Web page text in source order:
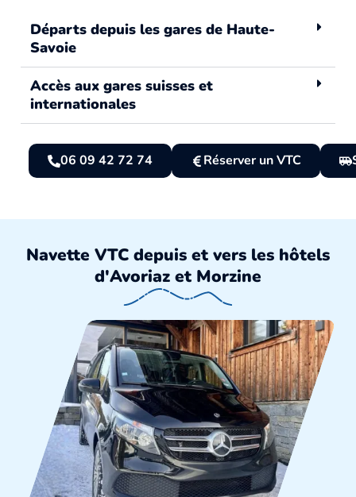
Départs depuis les gares de Haute-
Savoie
Accès aux gares suisses et
internationales
06 09 42 72 74 Réserver un VTC
Navette VTC depuis et vers les hôtels
d'Avoriaz et Morzine